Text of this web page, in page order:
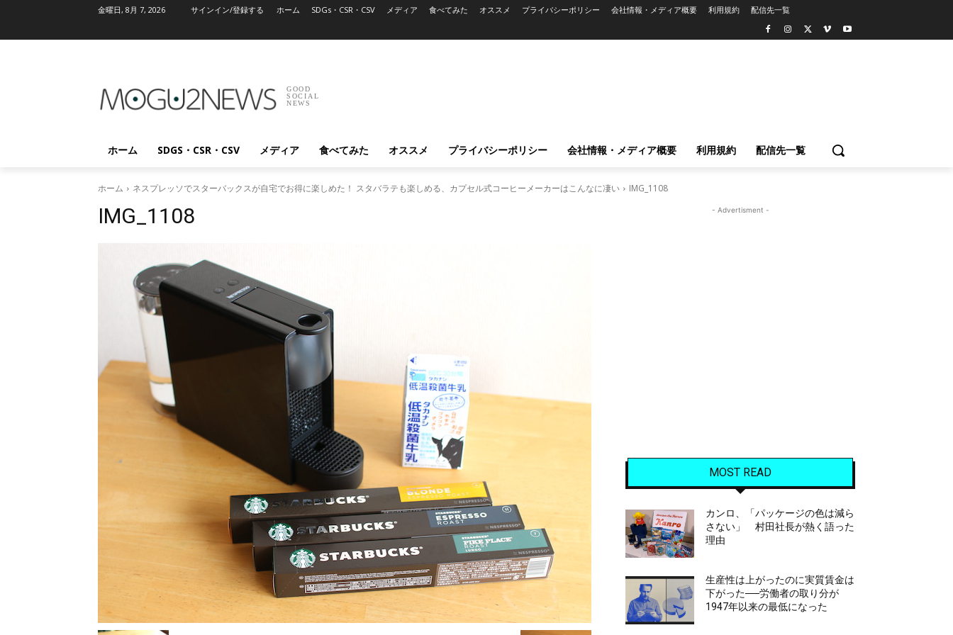
金曜日, 8月 7, 2026 サインイン/登録する ホーム SDGs・CSR・CSV メディア 食べてみた オススメ プライバシーポリシー 会社情報・メディア概要 利用規約 配信先一覧
GOOD
SOCIAL
NEWS
ホーム SDGS・CSR・CSV メディア 食べてみた オススメ プライバシーポリシー 会社情報・メディア概要 利用規約 配信先一覧
ホーム ネスプレッソでスターバックスが自宅でお得に楽しめた！ スタバラテも楽しめる、カプセル式コーヒーメーカーはこんなに凄い IMG_1108
IMG_1108 - Advertisment -
MOST READ
カンロ、「パッケージの色は減ら
さない」 村田社長が熱く語った
理由
生産性は上がったのに実質賃金は
下がった──労働者の取り分が
1947年以来の最低になった